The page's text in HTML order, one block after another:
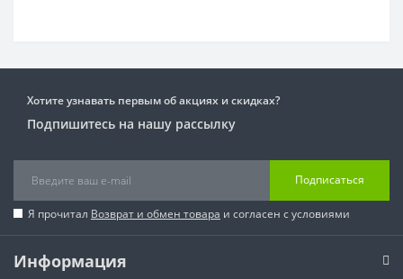
Хотите узнавать первым об акциях и скидках?
Подпишитесь на нашу рассылку
Подписаться
Я прочитал Возврат и обмен товара и согласен с условиями
Информация